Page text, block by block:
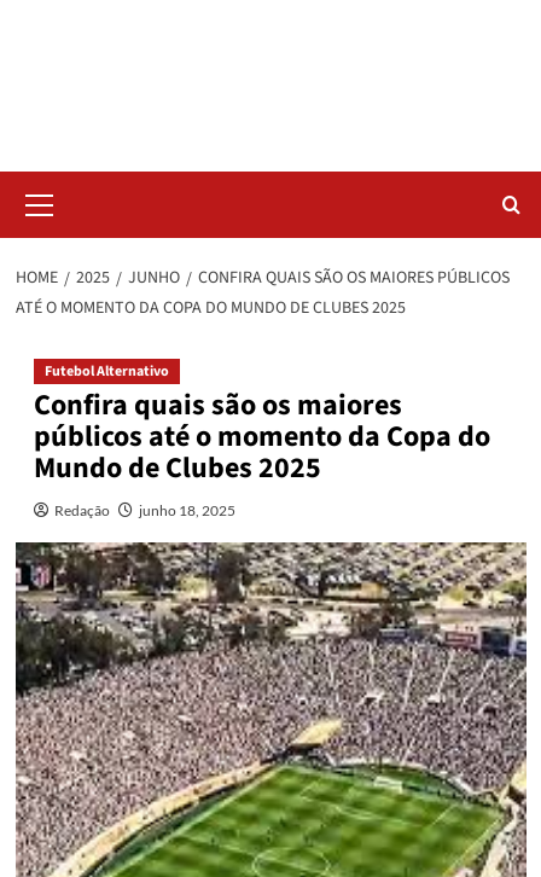
Menu
HOME 2025 JUNHO
CONFIRA QUAIS SÃO OS MAIORES PÚBLICOS
ATÉ O MOMENTO DA COPA DO MUNDO DE CLUBES 2025
Futebol Alternativo
Confira quais são os maiores
públicos até o momento da Copa do
Mundo de Clubes 2025
Redação junho 18, 2025